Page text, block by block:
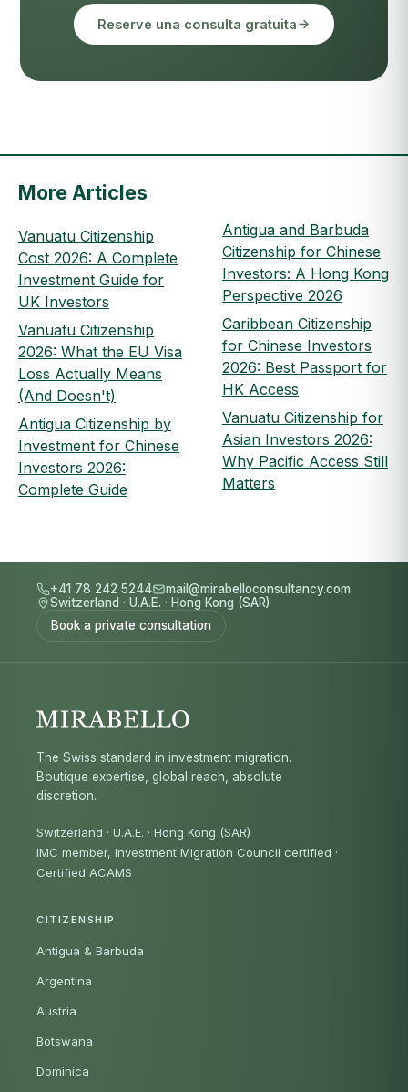
Reserve una consulta gratuita
More Articles
Vanuatu Citizenship
Cost 2026: A Complete
Investment Guide for
UK Investors
Vanuatu Citizenship
2026: What the EU Visa
Loss Actually Means
(And Doesn't)
Antigua Citizenship by
Investment for Chinese
Investors 2026:
Complete Guide
Antigua and Barbuda
Citizenship for Chinese
Investors: A Hong Kong
Perspective 2026
Caribbean Citizenship
for Chinese Investors
2026: Best Passport for
HK Access
Vanuatu Citizenship for
Asian Investors 2026:
Why Pacific Access Still
Matters
+41 78 242 5244
mail@mirabelloconsultancy.com
Switzerland · U.A.E. · Hong Kong (SAR)
Book a private consultation
The Swiss standard in investment migration.
Boutique expertise, global reach, absolute
discretion.
Switzerland · U.A.E. · Hong Kong (SAR)
IMC member, Investment Migration Council certified ·
Certified ACAMS
CITIZENSHIP
Antigua & Barbuda
Argentina
Austria
Botswana
Dominica